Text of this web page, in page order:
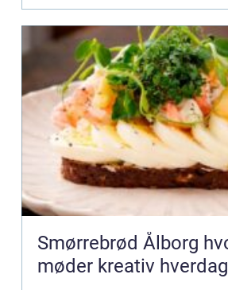
Smørrebrød Ålborg hvor tradition
møder kreativ hverdag